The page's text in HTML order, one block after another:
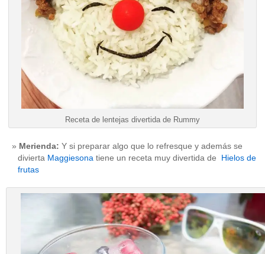
Receta de lentejas divertida de Rummy
Merienda: Y si preparar algo que lo refresque y además se
divierta Maggiesona tiene un receta muy divertida de Hielos de
frutas